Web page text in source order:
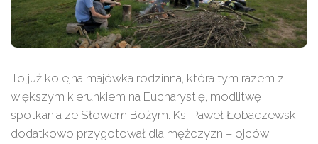
To już kolejna majówka rodzinna, która tym razem z
większym kierunkiem na Eucharystię, modlitwę i
spotkania ze Słowem Bożym. Ks. Paweł Łobaczewski
dodatkowo przygotował dla mężczyzn – ojców